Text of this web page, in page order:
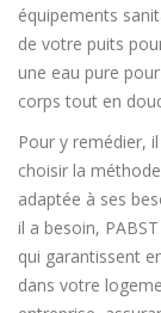
équipements
de votre puits
une eau pure
corps tout en
Pour y remédier,
choisir la
adaptée à ses
il a besoin,
qui garantissent
dans votre